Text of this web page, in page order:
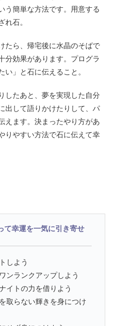
う簡単な方法です。用意する
れ石。
たら、帰宅後に水晶のそばで
分効果があります。プログラ
い」と石に伝えること。
したあと、夢を実現した自分
出して語りかけたりして、パ
えます。決まったやり方があ
りやすい方法で石に伝えて幸
て幸運を一気に引き寄せ
しよう
ンランクアップしよう
イトの力を借りよう
取らない輝きを身につけ